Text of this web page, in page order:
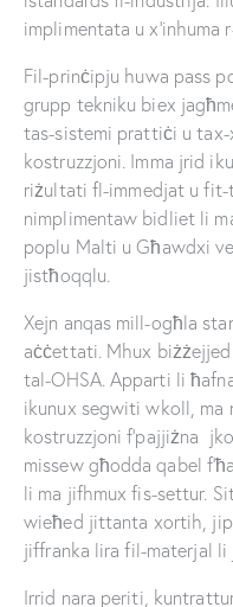
implimentata u
Fil-prinċipju huwa pass
grupp tekniku biex
tas-sistemi prattiċi u
kostruzzjoni. Imma jrid
riżultati fl-immedjat u fit-
nimplimentaw bidliet li
poplu Malti u Għawdxi
jistħoqqlu.
Xejn anqas mill-ogħla
aċċettati. Mhux
tal-OHSA. Apparti li
ikunux segwiti wkoll, ma
kostruzzjoni f’pajjiżna
missew għodda qabel
li ma jifhmux fis-settur.
wieħed jittanta xortih,
jiffranka lira fil-materjal li
Irrid nara periti,